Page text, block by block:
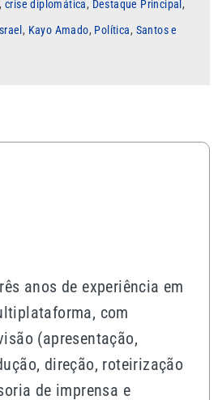
,crise diplomática, Destaque Principal ,
, Kayo Amado, Política, Santos e
anos de experiência em
com
(apresentação,
direção, roteirização
de imprensa e